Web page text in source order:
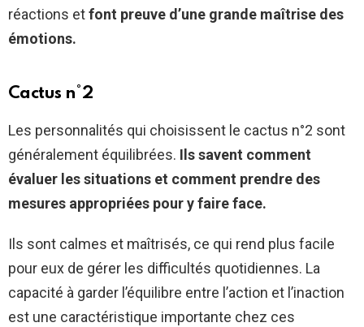
réactions etfont preuve d’une grande maîtrise des
émotions.
Cactus n°2
Les personnalités qui choisissent le cactus n°2 sont
généralement équilibrées. Ils savent comment
évaluer les situations et comment prendre des
mesures appropriées pour y faire face.
Ils sont calmes et maîtrisés, ce qui rend plus facile
pour eux de gérer les difficultés quotidiennes. La
capacité à garder l’équilibre entre l’action et l’inaction
est une caractéristique importante chez ces